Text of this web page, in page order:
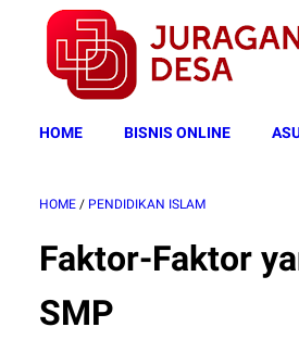
HOME BISNIS ONLINE
HOME / PENDIDIKAN ISLAM
Faktor-Faktor
SMP